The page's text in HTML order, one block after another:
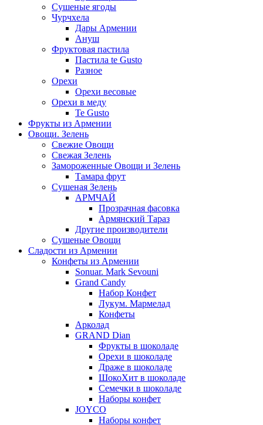
Сушеные ягоды
Чурчхела
Дары Армении
Ануш
Фруктовая пастила
Пастила te Gusto
Разное
Орехи
Орехи весовые
Орехи в меду
Te Gusto
Фрукты из Армении
Овощи. Зелень
Свежие Овощи
Свежая Зелень
Замороженные Овощи и Зелень
Тамара фрут
Сушеная Зелень
АРМЧАЙ
Прозрачная фасовка
Армянский Тараз
Другие производители
Сушеные Овощи
Сладости из Армении
Конфеты из Армении
Sonuar. Mark Sevouni
Grand Candy
Набор Конфет
Лукум. Мармелад
Конфеты
Арколад
GRAND Dian
Фрукты в шоколаде
Орехи в шоколаде
Драже в шоколаде
ШокоХит в шоколаде
Семечки в шоколаде
Наборы конфет
JOYCO
Наборы конфет